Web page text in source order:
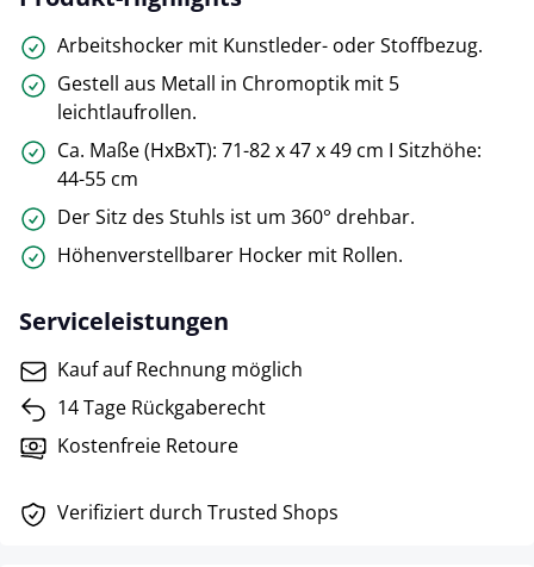
Arbeitshocker mit Kunstleder- oder Stoffbezug.
Gestell aus Metall in Chromoptik mit 5
leichtlaufrollen.
Ca. Maße (HxBxT): 71-82 x 47 x 49 cm I Sitzhöhe:
44-55 cm
Der Sitz des Stuhls ist um 360° drehbar.
Höhenverstellbarer Hocker mit Rollen.
Serviceleistungen
Kauf auf Rechnung möglich
14 Tage Rückgaberecht
Kostenfreie Retoure
Verifiziert durch Trusted Shops